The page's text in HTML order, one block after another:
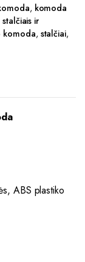
, komoda
ir
komoda, stalčiai,
ABS plastiko